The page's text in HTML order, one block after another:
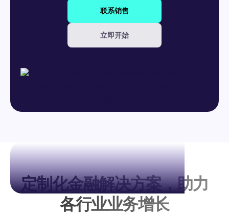
立即开始
联系销售
定制化金融解决方案，助力
各行业业务增长